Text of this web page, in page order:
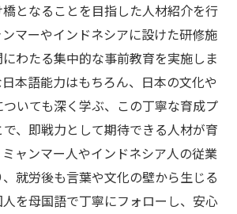
となることを目指した人材紹介を行
マーやインドネシアに設けた研修施
わたる集中的な事前教育を実施しま
本語能力はもちろん、日本の文化や
いても深く学ぶ、この丁寧な育成プ
、即戦力として期待できる人材が育
ャンマー人やインドネシア人の従業
就労後も言葉や文化の壁から生じる
を母国語で丁寧にフォローし、安心